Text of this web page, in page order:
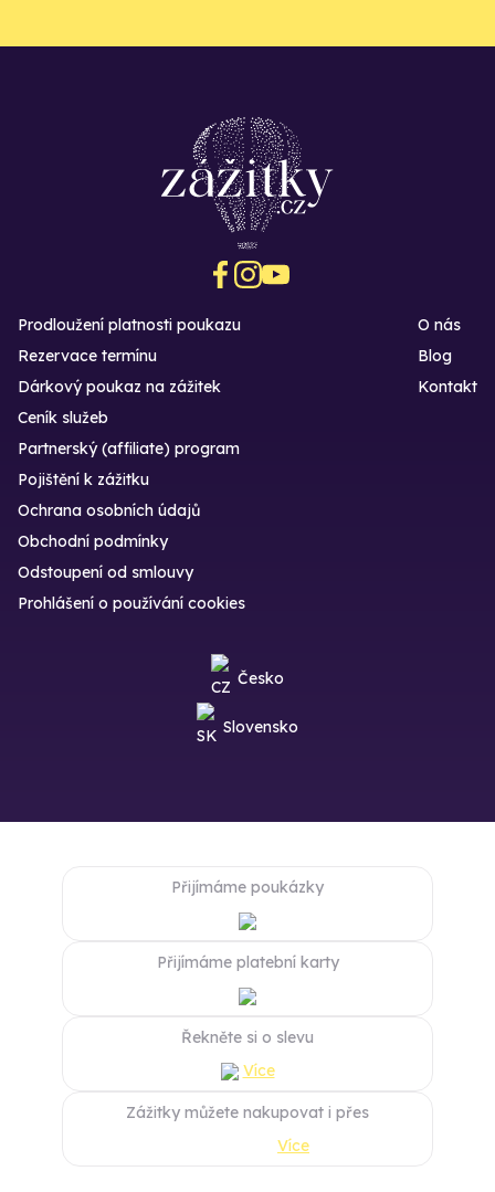
Prodloužení platnosti poukazu
Rezervace termínu
Dárkový poukaz na zážitek
O nás
Blog
Kontakt
Ceník služeb
Partnerský (affiliate) program
Pojištění k zážitku
Ochrana osobních údajů
Obchodní podmínky
Odstoupení od smlouvy
Prohlášení o používání cookies
Česko
Slovensko
Přijímáme poukázky
Přijímáme platební karty
Řekněte si o slevu
Více
Zážitky můžete nakupovat i přes
Více